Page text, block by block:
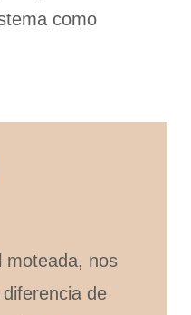
como
moteada, nos
de